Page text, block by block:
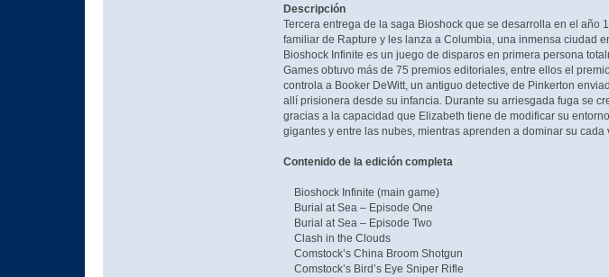
Descripción
Tercera entrega de la saga Bioshock que se desarrolla en el
familiar de Rapture y les lanza a Columbia, una inmensa ciudad
Bioshock Infinite es un juego de disparos en primera persona
Games obtuvo más de 75 premios editoriales, entre ellos el
controla a Booker DeWitt, un antiguo detective de Pinkerton
allí prisionera desde su infancia. Durante su arriesgada fuga se
gracias a la capacidad que Elizabeth tiene de modificar su
gigantes y entre las nubes, mientras aprenden a dominar su
Contenido de la edición completa
Bioshock Infinite (main game)
Burial at Sea – Episode One
Burial at Sea – Episode Two
Clash in the Clouds
Comstock’s China Broom Shotgun
Comstock’s Bird’s Eye Sniper Rifle